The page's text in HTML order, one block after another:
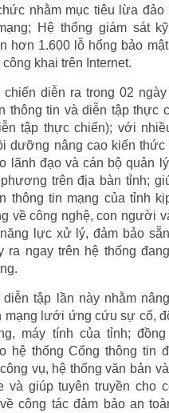
nhằm mục tiêu lừa
Hệ thống giám sát
hơn 1.600 lỗ hổng bảo
khai trên Internet.
diễn ra trong 02 ngày
thông tin và diễn tập thực
tập thực chiến); với
dưỡng nâng cao kiến thức
lãnh đạo và cán bộ quản
trên địa bàn tỉnh;
thông tin mạng của tỉnh
về công nghệ, con người
lực xử lý, đảm bảo
ra ngay trên hệ thống
tập lần này nhằm
mạng lưới ứng cứu sự cố,
máy tính của tỉnh;
hệ thống Cổng thông tin
vụ, hệ thống văn bản
và giúp tuyên truyền cho
công tác đảm bảo an